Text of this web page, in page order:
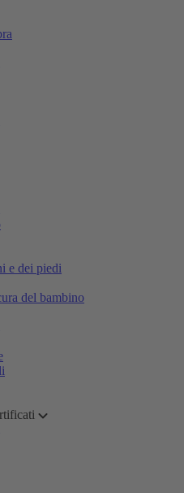
e dei piedi
del bambino